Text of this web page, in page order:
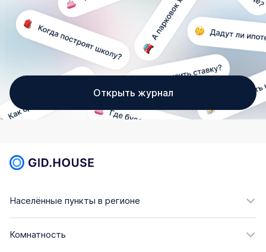
Открыть журнал
Населённые пункты в регионе
Комнатность